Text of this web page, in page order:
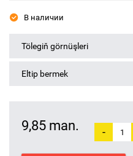
В наличии
Tölegiň görnüşleri
Eltip bermek
9,85 man. -